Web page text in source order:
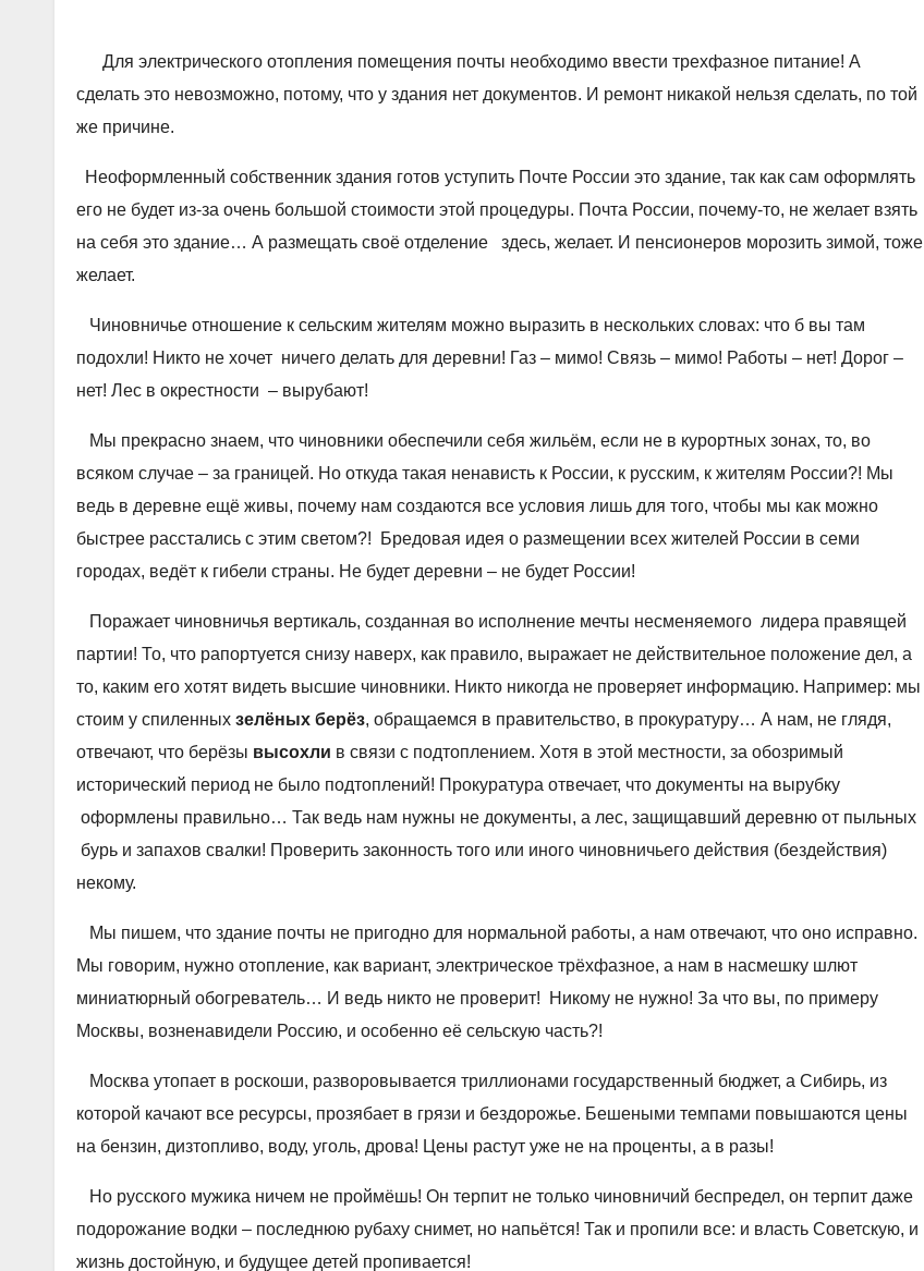
Для электрического отопления помещения почты необходимо ввести трехфазное питание! А
сделать это невозможно, потому, что у здания нет документов. И ремонт никакой нельзя сделать, по той
же причине.
Неоформленный собственник здания готов уступить Почте России это здание, так как сам оформлять
его не будет из-за очень большой стоимости этой процедуры. Почта России, почему-то, не желает взять
на себя это здание… А размещать своё отделение здесь, желает. И пенсионеров морозить зимой, тоже
желает.
Чиновничье отношение к сельским жителям можно выразить в нескольких словах: что б вы там
подохли! Никто не хочет ничего делать для деревни! Газ – мимо! Связь – мимо! Работы – нет! Дорог –
нет! Лес в окрестности – вырубают!
Мы прекрасно знаем, что чиновники обеспечили себя жильём, если не в курортных зонах, то, во
всяком случае – за границей. Но откуда такая ненависть к России, к русским, к жителям России?! Мы
ведь в деревне ещё живы, почему нам создаются все условия лишь для того, чтобы мы как можно
быстрее расстались с этим светом?! Бредовая идея о размещении всех жителей России в семи
городах, ведёт к гибели страны. Не будет деревни – не будет России!
Поражает чиновничья вертикаль, созданная во исполнение мечты несменяемого лидера правящей
партии! То, что рапортуется снизу наверх, как правило, выражает не действительное положение дел, а
то, каким его хотят видеть высшие чиновники. Никто никогда не проверяет информацию. Например: мы
стоим у спиленных зелёных берёз, обращаемся в правительство, в прокуратуру… А нам, не глядя,
отвечают, что берёзы высохли в связи с подтоплением. Хотя в этой местности, за обозримый
исторический период не было подтоплений! Прокуратура отвечает, что документы на вырубку
оформлены правильно… Так ведь нам нужны не документы, а лес, защищавший деревню от пыльных
бурь и запахов свалки! Проверить законность того или иного чиновничьего действия (бездействия)
некому.
Мы пишем, что здание почты не пригодно для нормальной работы, а нам отвечают, что оно исправно.
Мы говорим, нужно отопление, как вариант, электрическое трёхфазное, а нам в насмешку шлют
миниатюрный обогреватель… И ведь никто не проверит! Никому не нужно! За что вы, по примеру
Москвы, возненавидели Россию, и особенно её сельскую часть?!
Москва утопает в роскоши, разворовывается триллионами государственный бюджет, а Сибирь, из
которой качают все ресурсы, прозябает в грязи и бездорожье. Бешеными темпами повышаются цены
на бензин, дизтопливо, воду, уголь, дрова! Цены растут уже не на проценты, а в разы!
Но русского мужика ничем не проймёшь! Он терпит не только чиновничий беспредел, он терпит даже
подорожание водки – последнюю рубаху снимет, но напьётся! Так и пропили все: и власть Советскую, и
жизнь достойную, и будущее детей пропивается!